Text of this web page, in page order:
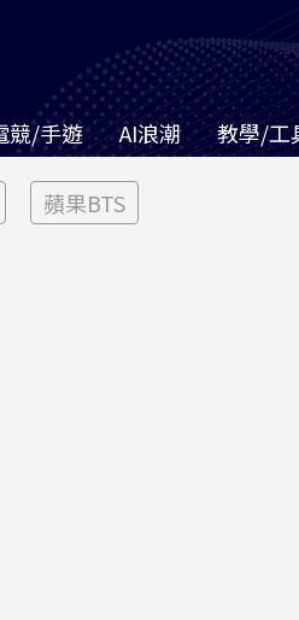
競/手遊 AI浪潮 教學/工
蘋果BTS